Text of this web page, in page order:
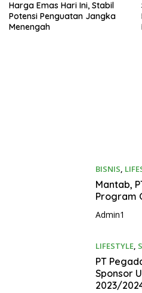
Harga Emas Hari Ini, Stabil
Potensi Penguatan Jangka
Menengah
BISNIS,
Mantab,
Program
Admin1
LIFESTYLE,
PT
Sponsor
2023/